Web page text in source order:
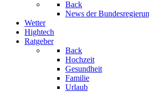
Back
News der
Wetter
Hightech
Ratgeber
Back
Hochzeit
Gesundheit
Familie
Urlaub